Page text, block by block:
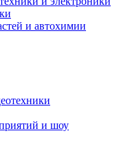
и автохимии
и шоу